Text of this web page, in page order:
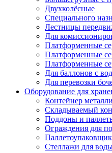
Двухколёсные
Специального
Лестницы
Для
Платформенные
Платформенные
Платформенные
Для баллонов с
Для перевозки
Оборудование для
Контейнер
Складываемый
Поддоны и
Ограждения для
Стеллажи для